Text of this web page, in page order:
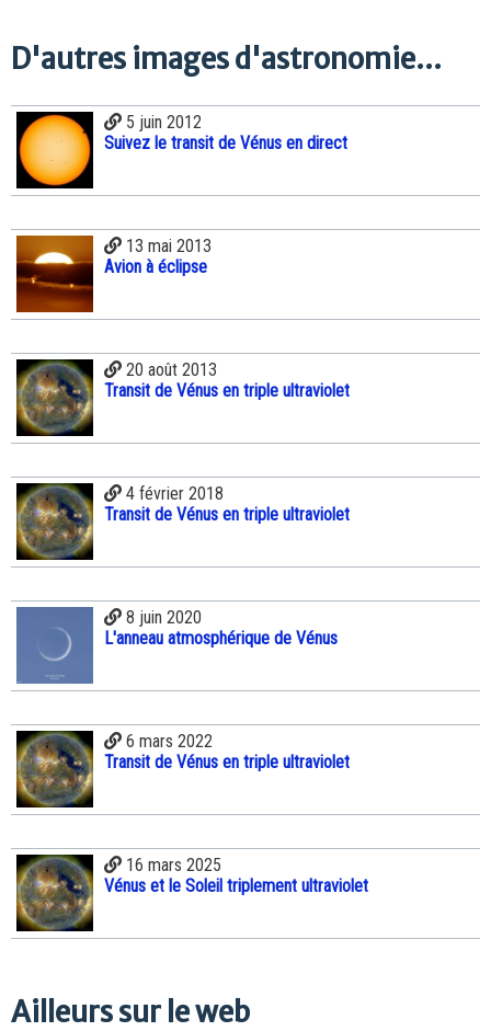
D'autres images d'astronomie...
5 juin 2012
Suivez le transit de Vénus en direct
13 mai 2013
Avion à éclipse
20 août 2013
Transit de Vénus en triple ultraviolet
4 février 2018
Transit de Vénus en triple ultraviolet
8 juin 2020
L'anneau atmosphérique de Vénus
6 mars 2022
Transit de Vénus en triple ultraviolet
16 mars 2025
Vénus et le Soleil triplement ultraviolet
Ailleurs sur le web